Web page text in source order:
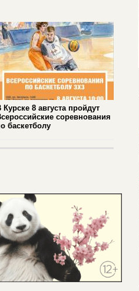
Курске 8 августа пройдут
соревнования
баскетболу